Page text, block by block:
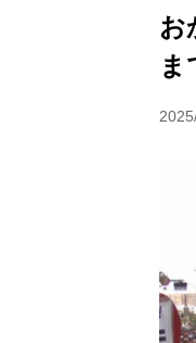
お
ま